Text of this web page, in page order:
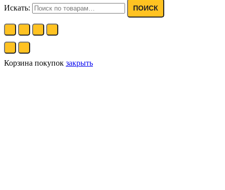
Искать: ПОИСК
Корзина покупок закрыть